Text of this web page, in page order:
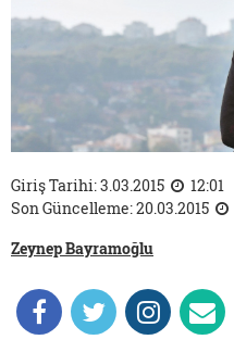
Giriş Tarihi: 3.03.2015
12:01
Son Güncelleme: 20.03.2015
Zeynep Bayramoğlu